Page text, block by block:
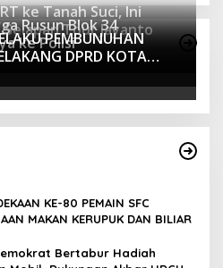
ke Tanah Suci, Ini
Tour Jayanto
Rusun Blok 34
ke PolisiPEMBUNUHAN
DPRD KOTA
ANGGOTA
KE-80 PEMAIN SFC
MAKAN KERUPUK DAN BILIAR
Bertabur Hadiah